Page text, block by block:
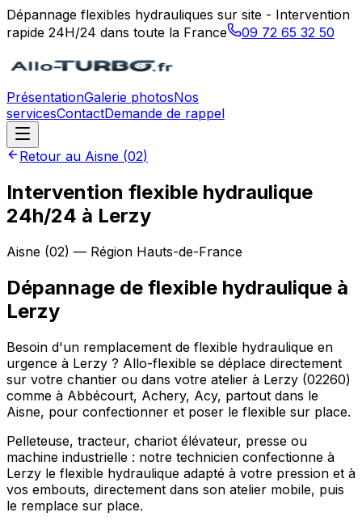
Dépannage flexibles hydrauliques sur site - Intervention
rapide 24H/24 dans toute la France
09 72 65 32 50
PrésentationGalerie photosNos
servicesContactDemande de rappel
Retour au Aisne (02)
Intervention flexible hydraulique
24h/24 à Lerzy
Aisne (02) — Région Hauts-de-France
Dépannage de flexible hydraulique à
Lerzy
Besoin d'un remplacement de flexible hydraulique en
urgence à Lerzy ? Allo-flexible se déplace directement
sur votre chantier ou dans votre atelier à Lerzy (02260)
comme à Abbécourt, Achery, Acy, partout dans le
Aisne, pour confectionner et poser le flexible sur place.
Pelleteuse, tracteur, chariot élévateur, presse ou
machine industrielle : notre technicien confectionne à
Lerzy le flexible hydraulique adapté à votre pression et à
vos embouts, directement dans son atelier mobile, puis
le remplace sur place.